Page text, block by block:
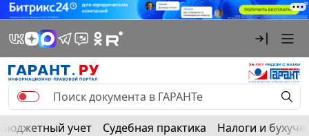
Бюджетный учет Судебная практика Налоги и